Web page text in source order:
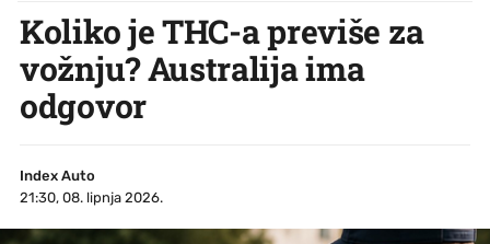
Koliko je THC-a previše za
vožnju? Australija ima
odgovor
Index Auto
21:30, 08. lipnja 2026.